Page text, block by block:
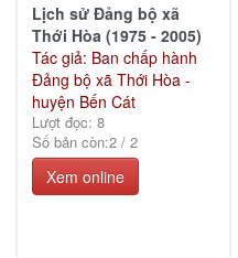
Lịch sử Đảng bộ xã
Thới Hòa (1975 - 2005)
Tác giả: Ban chấp hành
Đảng bộ xã Thới Hòa -
huyện Bến Cát
Lượt đọc: 8
Số bản còn:2/2
Xem online